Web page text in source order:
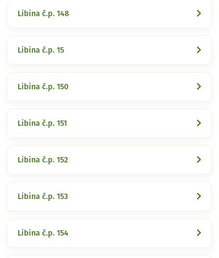
Libina č.p. 148
Libina č.p. 15
Libina č.p. 150
Libina č.p. 151
Libina č.p. 152
Libina č.p. 153
Libina č.p. 154